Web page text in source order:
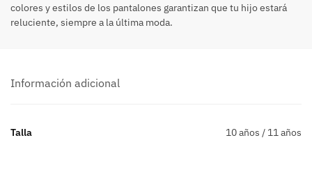
colores y estilos de los pantalones garantizan que tu hijo estará
reluciente, siempre a la última moda.
Información adicional
Talla 10 años / 11 años